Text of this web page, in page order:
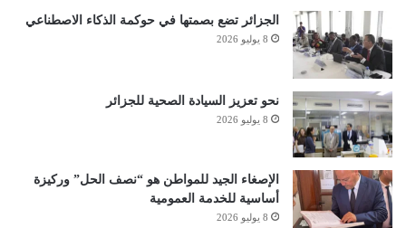
الجزائر تضع بصمتها في حوكمة الذكاء الاصطناعي
8 يوليو 2026
نحو تعزيز السيادة الصحية للجزائر
8 يوليو 2026
الإصغاء الجيد للمواطن هو “نصف الحل” وركيزة
أساسية للخدمة العمومية
8 يوليو 2026